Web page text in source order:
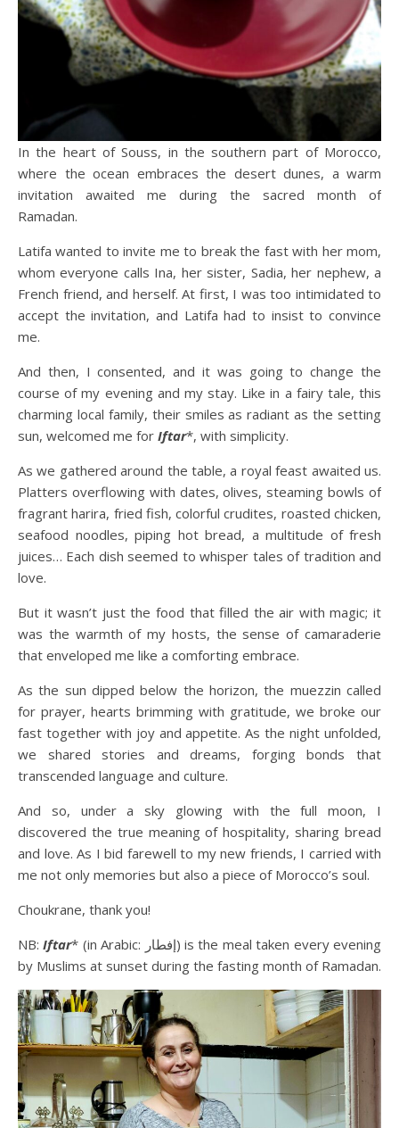
In the heart of Souss, in the southern part of Morocco,
where the ocean embraces the desert dunes, a warm
invitation awaited me during the sacred month of
Ramadan.
Latifa wanted to invite me to break the fast with her mom,
whom everyone calls Ina, her sister, Sadia, her nephew, a
French friend, and herself. At first, I was too intimidated to
accept the invitation, and Latifa had to insist to convince
me.
And then, I consented, and it was going to change the
course of my evening and my stay. Like in a fairy tale, this
charming local family, their smiles as radiant as the setting
sun, welcomed me for Iftar*, with simplicity.
As we gathered around the table, a royal feast awaited us.
Platters overflowing with dates, olives, steaming bowls of
fragrant harira, fried fish, colorful crudites, roasted chicken,
seafood noodles, piping hot bread, a multitude of fresh
juices… Each dish seemed to whisper tales of tradition and
love.
But it wasn’t just the food that filled the air with magic; it
was the warmth of my hosts, the sense of camaraderie
that enveloped me like a comforting embrace.
As the sun dipped below the horizon, the muezzin called
for prayer, hearts brimming with gratitude, we broke our
fast together with joy and appetite. As the night unfolded,
we shared stories and dreams, forging bonds that
transcended language and culture.
And so, under a sky glowing with the full moon, I
discovered the true meaning of hospitality, sharing bread
and love. As I bid farewell to my new friends, I carried with
me not only memories but also a piece of Morocco’s soul.
Choukrane, thank you!
NB:Iftar* (in Arabic: إفطار) is the meal taken every evening
by Muslims at sunset during the fasting month of Ramadan.